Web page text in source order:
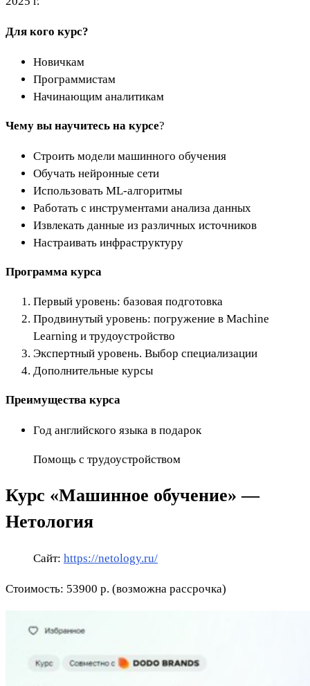
Для кого курс?
Новичкам
Программистам
Начинающим аналитикам
Чему вы научитесь на курсе?
Строить модели машинного обучения
Обучать нейронные сети
Использовать ML-алгоритмы
Работать с инструментами анализа данных
Извлекать данные из различных источников
Настраивать инфраструктуру
Программа курса
Первый уровень: базовая подготовка
Продвинутый уровень: погружение в Machine
Learning и трудоустройство
Экспертный уровень. Выбор специализации
Дополнительные курсы
Преимущества курса
Год английского языка в подарок
Помощь с трудоустройством
Курс «Машинное обучение» —
Нетология
Сайт: https://netology.ru/
Стоимость: 53900 р. (возможна рассрочка)